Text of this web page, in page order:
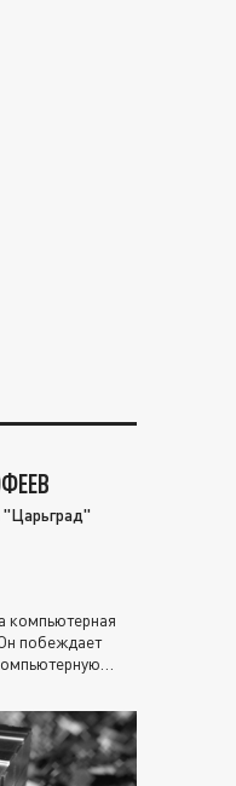
"Царьград"
компьютерная
побеждает